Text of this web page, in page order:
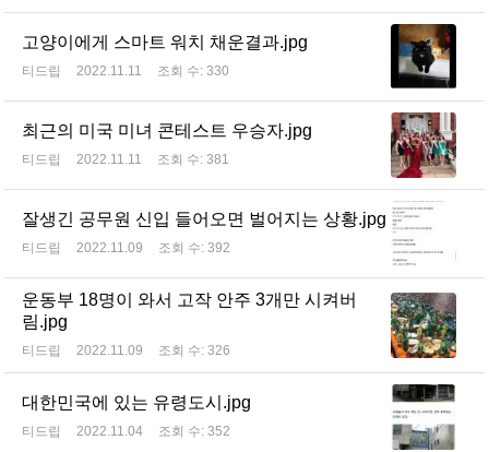
고양이에게 스마트 워치 채운결과.jpg
티드립 2022.11.11 조회 수: 330
최근의 미국 미녀 콘테스트 우승자.jpg
티드립 2022.11.11 조회 수: 381
잘생긴 공무원 신입 들어오면 벌어지는 상황.jpg
티드립 2022.11.09 조회 수: 392
운동부 18명이 와서 고작 안주 3개만 시켜버
림.jpg
티드립 2022.11.09 조회 수: 326
대한민국에 있는 유령도시.jpg
티드립 2022.11.04 조회 수: 352